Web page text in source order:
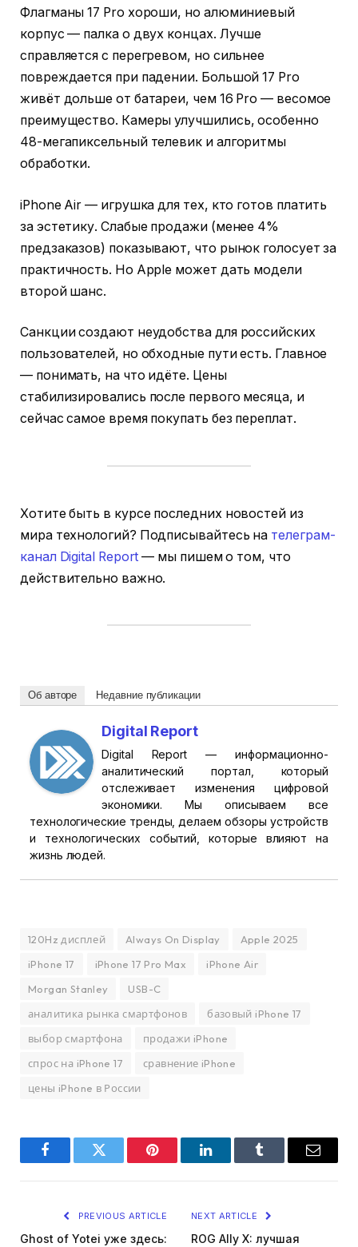
Флагманы 17 Pro хороши, но алюминиевый
корпус — палка о двух концах. Лучше
справляется с перегревом, но сильнее
повреждается при падении. Большой 17 Pro
живёт дольше от батареи, чем 16 Pro — весомое
преимущество. Камеры улучшились, особенно
48-мегапиксельный телевик и алгоритмы
обработки.
iPhone Air — игрушка для тех, кто готов платить
за эстетику. Слабые продажи (менее 4%
предзаказов) показывают, что рынок голосует за
практичность. Но Apple может дать модели
второй шанс.
Санкции создают неудобства для российских
пользователей, но обходные пути есть. Главное
— понимать, на что идёте. Цены
стабилизировались после первого месяца, и
сейчас самое время покупать без переплат.
Хотите быть в курсе последних новостей из
мира технологий? Подписывайтесь на телеграм-
канал Digital Report — мы пишем о том, что
действительно важно.
Об авторе Недавние публикации
Digital Report
Digital Report — информационно-
аналитический портал, который
отслеживает изменения цифровой
экономики. Мы описываем все
технологические тренды, делаем обзоры устройств
и технологических событий, которые влияют на
жизнь людей.
120Hz дисплей Always On Display
Apple 2025
iPhone 17
iPhone 17 Pro Max
iPhone Air
Morgan Stanley
USB-C
аналитика рынка смартфонов
базовый iPhone 17
выбор смартфона
продажи iPhone
спрос на iPhone 17
сравнение iPhone
цены iPhone в России
FacebookTwitter Pinterest LinkedInTumblr Email
PREVIOUS ARTICLE
Ghost of Yotei уже здесь:
NEXT ARTICLE
ROG Ally X: лучшая